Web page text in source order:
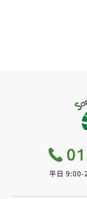
小粒錠剤タイプで
毎日続けるものだ
●こんな方におす
・階段の昇り降り